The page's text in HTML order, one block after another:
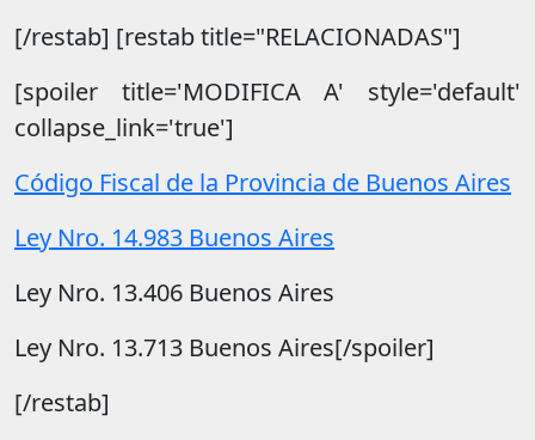
[/restab] [restab title="RELACIONADAS"]
[spoiler title='MODIFICA A' style='default'
collapse_link='true']
Código Fiscal de la Provincia de Buenos Aires
Ley Nro. 14.983 Buenos Aires
Ley Nro. 13.406 Buenos Aires
Ley Nro. 13.713 Buenos Aires[/spoiler]
[/restab]